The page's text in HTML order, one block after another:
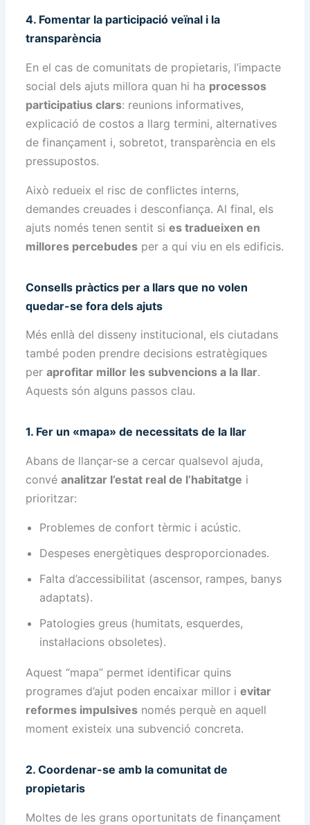
4. Fomentar la participació veïnal i la
transparència
En el cas de comunitats de propietaris, l’impacte
social dels ajuts millora quan hi ha processos
participatius clars: reunions informatives,
explicació de costos a llarg termini, alternatives
de finançament i, sobretot, transparència en els
pressupostos.
Això redueix el risc de conflictes interns,
demandes creuades i desconfiança. Al final, els
ajuts només tenen sentit sies tradueixen en
millores percebudes per a qui viu en els edificis.
Consells pràctics per a llars que no volen
quedar-se fora dels ajuts
Més enllà del disseny institucional, els ciutadans
també poden prendre decisions estratègiques
peraprofitar millor les subvencions a la llar.
Aquests són alguns passos clau.
1. Fer un «mapa» de necessitats de la llar
Abans de llançar-se a cercar qualsevol ajuda,
convéanalitzar l’estat real de l’habitatge i
prioritzar:
Problemes de confort tèrmic i acústic.
Despeses energètiques desproporcionades.
Falta d’accessibilitat (ascensor, rampes, banys
adaptats).
Patologies greus (humitats, esquerdes,
instal·lacions obsoletes).
Aquest “mapa” permet identificar quins
programes d’ajut poden encaixar millor ievitar
reformes impulsives només perquè en aquell
moment existeix una subvenció concreta.
2. Coordenar-se amb la comunitat de
propietaris
Moltes de les grans oportunitats de finançament